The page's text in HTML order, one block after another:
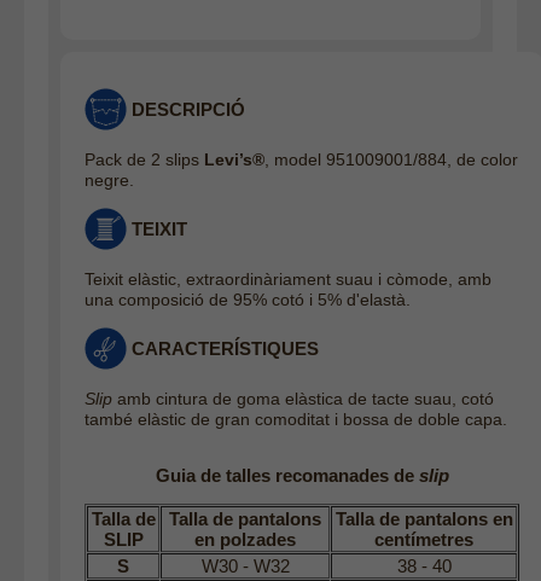
DESCRIPCIÓ
Pack de 2 slips Levi’s® , model 951009001/884, de color
negre.
TEIXIT
Teixit elàstic, extraordinàriament suau i còmode, amb
una composició de 95% cotó i 5% d'elastà.
CARACTERÍSTIQUES
Slip amb cintura de goma elàstica de tacte suau, cotó
també elàstic de gran comoditat i bossa de doble capa.
Guia de talles recomanades de slip
Talla de
SLIP
Talla de pantalons
en polzades
Talla de pantalons en
centímetres
S
W30 - W32
38 - 40